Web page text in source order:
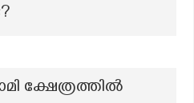
ക്ഷേത്രത്തിൽ